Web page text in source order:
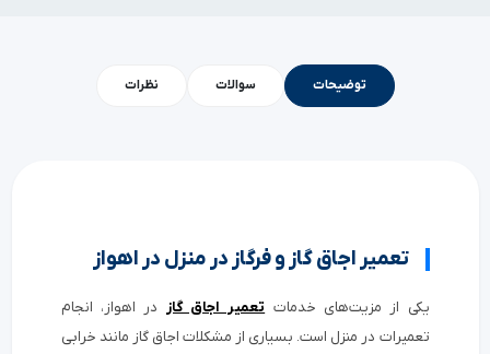
توضیحات سوالات نظرات
تعمیر اجاق گاز و فرگاز در منزل در اهواز
یکی از مزیت‌های خدمات تعمیر اجاق گاز
در اهواز، انجام
تعمیرات در منزل است. بسیاری از مشکلات اجاق گاز مانند خرابی